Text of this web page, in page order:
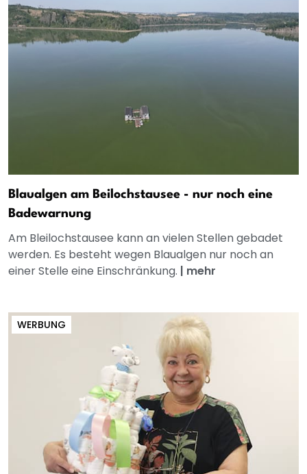
Blaualgen am Beilochstausee - nur noch eine
Badewarnung
Am Bleilochstausee kann an vielen Stellen gebadet
werden. Es besteht wegen Blaualgen nur noch an
einer Stelle eine Einschränkung. | mehr
WERBUNG